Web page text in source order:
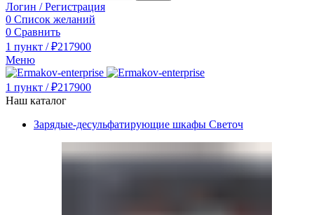
Логин / Регистрация
0 Список желаний
0 Сравнить
1 пункт / ₽217900
Меню
1 пункт / ₽217900
Наш каталог
Зарядые-десульфатирующие шкафы Светоч